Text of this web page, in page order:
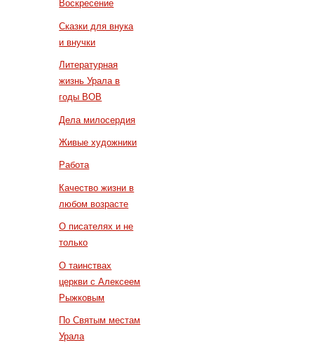
Воскресение
Сказки для внука
и внучки
Литературная
жизнь Урала в
годы ВОВ
Дела милосердия
Живые художники
Работа
Качество жизни в
любом возрасте
О писателях и не
только
О таинствах
церкви с Алексеем
Рыжковым
По Святым местам
Урала